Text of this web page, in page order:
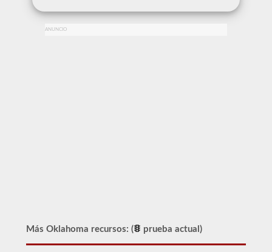
ANUNCIO
Más Oklahoma recursos: ( prueba actual)